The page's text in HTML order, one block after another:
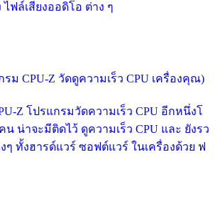
ไฟล์เสียงออดิโอ ต่าง ๆ
รม CPU-Z วัดดูความเร็ว CPU เครื่องคุณ)
Z โปรแกรมวัดความเร็ว CPU อีกหนึ่งโ
น่าจะมีติดไว้ ดูความเร็ว CPU และ ยังรว
ๆ ทั้งฮารด์แวร์ ซอฟต์แวร์ ในเครื่องด้วย ฟ